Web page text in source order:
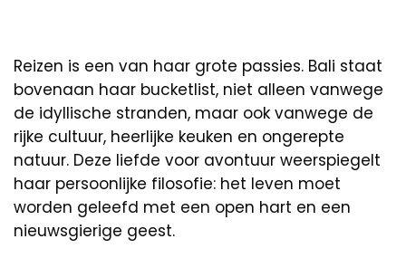
Reizen is een van haar grote passies. Bali staat
bovenaan haar bucketlist, niet alleen vanwege
de idyllische stranden, maar ook vanwege de
rijke cultuur, heerlijke keuken en ongerepte
natuur. Deze liefde voor avontuur weerspiegelt
haar persoonlijke filosofie: het leven moet
worden geleefd met een open hart en een
nieuwsgierige geest.